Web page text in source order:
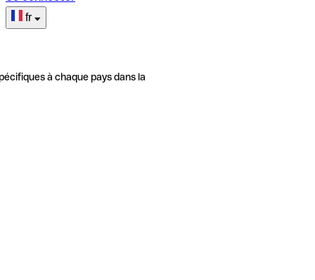
fr
à chaque pays dans la